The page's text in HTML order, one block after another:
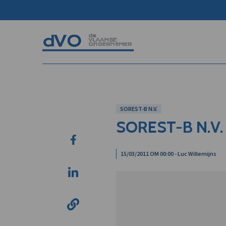
SOREST-B N.V.
SOREST-B N.V.
15/03/2011 OM 00:00 - Luc Willemijns